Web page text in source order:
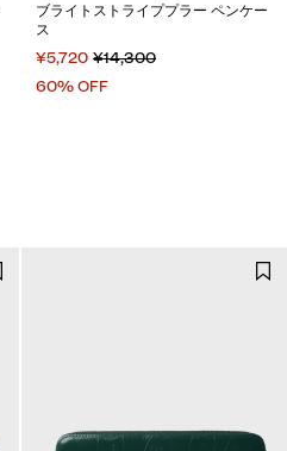
ブライトストライププラー ペンケー
ス
¥5,720 ¥14,300
60% OFF